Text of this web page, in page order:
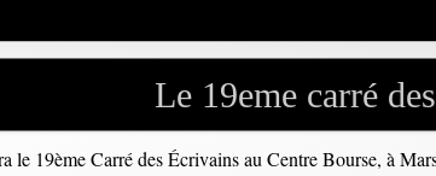
Le 19eme carré
le 19ème Carré des Écrivains au Centre Bourse, à